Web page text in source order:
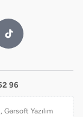
96
Yazılım